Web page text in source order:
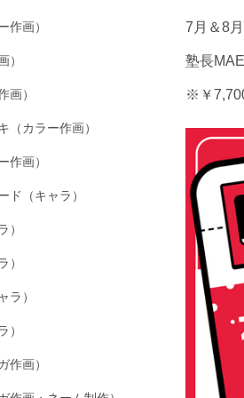
作画）
）
画）
（カラー作画）
作画）
ド（キャラ）
）
）
ラ）
）
作画）
7月＆8
塾長
※￥